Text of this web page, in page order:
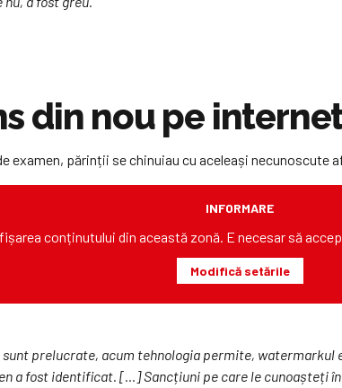
din nou pe
examen, părinții se chinuiau cu aceleași
INFORMARE
conținutului din această zonă. E necesar să
Modifică setările
sunt prelucrate, acum tehnologia permite,
a fost identificat. […] Sancțiuni pe care le cunoașteți